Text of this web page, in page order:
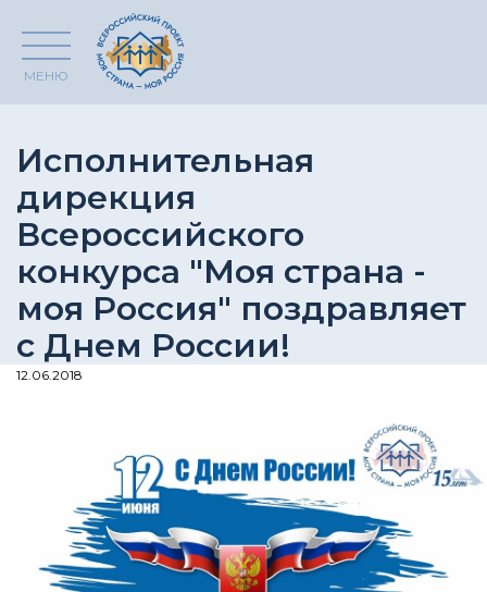
МЕНЮ
Исполнительная
дирекция
Всероссийского
конкурса "Моя страна -
моя Россия" поздравляет
с Днем России!
12.06.2018